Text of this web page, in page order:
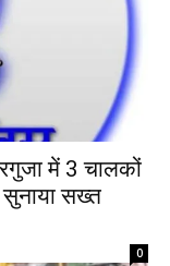
में 3 चालकों
सुनाया सख्त
0